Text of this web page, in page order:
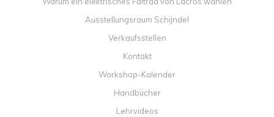
Ausstellungsraum Schijndel
Verkaufsstellen
Kontakt
Workshop-Kalender
Handbücher
Lehrvideos